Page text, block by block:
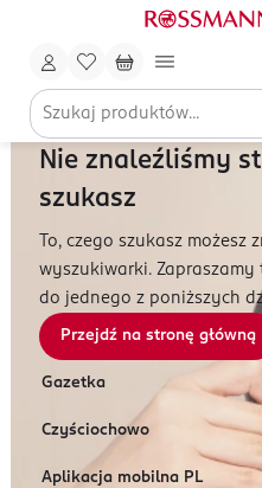
Nie znaleźliśmy
szukasz
To, czego szukasz
wyszukiwarki.
do jednego z poniższych
Przejdź na stronę główną
Gazetka
Czyściochowo
Aplikacja mobilna PL